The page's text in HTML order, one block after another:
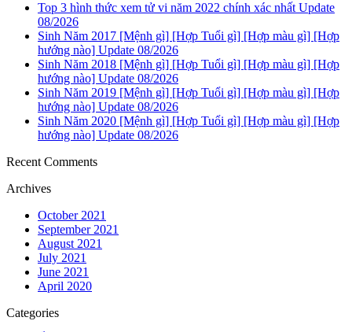
Top 3 hình thức xem tử vi năm 2022 chính xác nhất Update
08/2026
Sinh Năm 2017 [Mệnh gì] [Hợp Tuổi gì] [Hợp màu gì] [Hợp
hướng nào] Update 08/2026
Sinh Năm 2018 [Mệnh gì] [Hợp Tuổi gì] [Hợp màu gì] [Hợp
hướng nào] Update 08/2026
Sinh Năm 2019 [Mệnh gì] [Hợp Tuổi gì] [Hợp màu gì] [Hợp
hướng nào] Update 08/2026
Sinh Năm 2020 [Mệnh gì] [Hợp Tuổi gì] [Hợp màu gì] [Hợp
hướng nào] Update 08/2026
Recent Comments
Archives
October 2021
September 2021
August 2021
July 2021
June 2021
April 2020
Categories